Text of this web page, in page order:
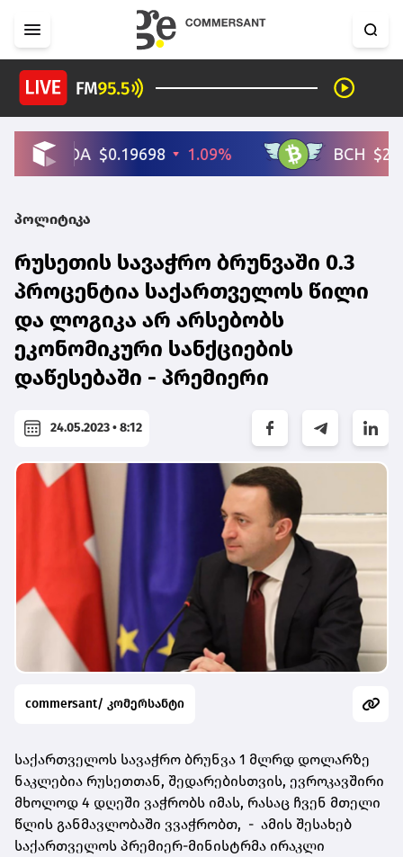
პოლიტიკა
რუსეთის სავაჭრო ბრუნვაში 0.3
პროცენტია საქართველოს წილი
და ლოგიკა არ არსებობს
ეკონომიკური სანქციების
დაწესებაში - პრემიერი
24.05.2023 • 8:12
commersant/ კომერსანტი
საქართველოს სავაჭრო ბრუნვა 1 მლრდ დოლარზე
ნაკლებია რუსეთთან, შედარებისთვის, ევროკავშირი
მხოლოდ 4 დღეში ვაჭრობს იმას, რასაც ჩვენ მთელი
წლის განმავლობაში ვვაჭრობთ, - ამის შესახებ
საქართველოს პრემიერ-მინისტრმა ირაკლი